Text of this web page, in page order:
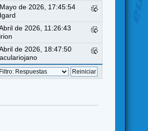
de 2026, 17:45:54
de 2026, 11:26:43
de 2026, 18:47:50